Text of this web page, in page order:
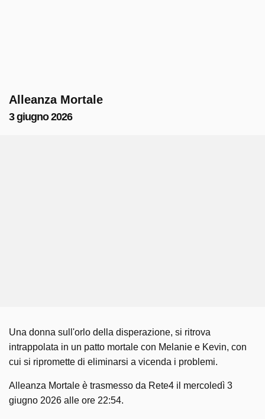
Alleanza Mortale
3 giugno 2026
Una donna sull'orlo della disperazione, si ritrova
intrappolata in un patto mortale con Melanie e Kevin, con
cui si ripromette di eliminarsi a vicenda i problemi.
Alleanza Mortale è trasmesso da Rete4 il mercoledì 3
giugno 2026 alle ore 22:54.